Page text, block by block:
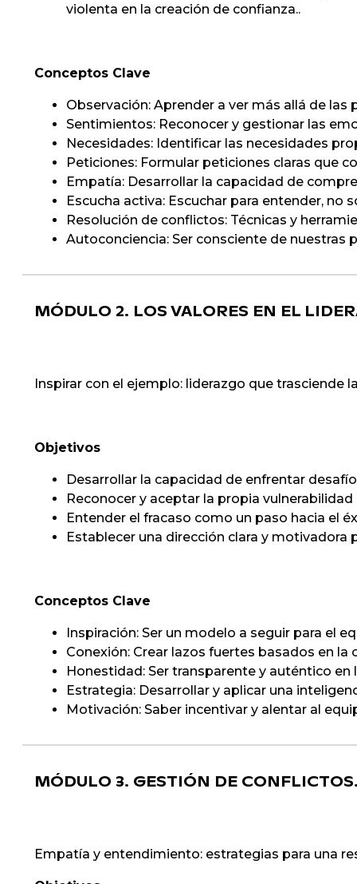
violenta en la creación de confianza..
Conceptos Clave
Observación: Aprender a ver más allá de
Sentimientos: Reconocer y gestionar las
Necesidades: Identificar las necesidades
Peticiones: Formular peticiones claras que
Empatía: Desarrollar la capacidad de
Escucha activa: Escuchar para entender,
Resolución de conflictos: Técnicas y
Autoconciencia: Ser consciente de nuestras
MÓDULO 2. LOS VALORES EN EL
Inspirar con el ejemplo: liderazgo que trasciende
Objetivos
Desarrollar la capacidad de enfrentar
Reconocer y aceptar la propia
Entender el fracaso como un paso hacia el
Establecer una dirección clara y motivadora
Conceptos Clave
Inspiración: Ser un modelo a seguir para el
Conexión: Crear lazos fuertes basados en
Honestidad: Ser transparente y auténtico en
Estrategia: Desarrollar y aplicar una
Motivación: Saber incentivar y alentar al
MÓDULO 3. GESTIÓN DE
Empatía y entendimiento: estrategias para una